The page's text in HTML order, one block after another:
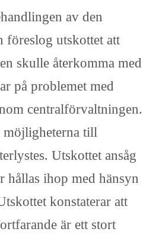
av den
föreslog utskottet att
skulle återkomma med
på problemet med
centralförvaltningen.
till
Utskottet ansåg
hållas ihop med hänsyn
konstaterar att
är ett stort